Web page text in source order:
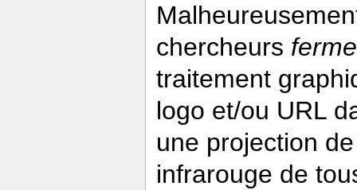
chercheurs
traitement
logo et/ou URL
une projection
infrarouge de